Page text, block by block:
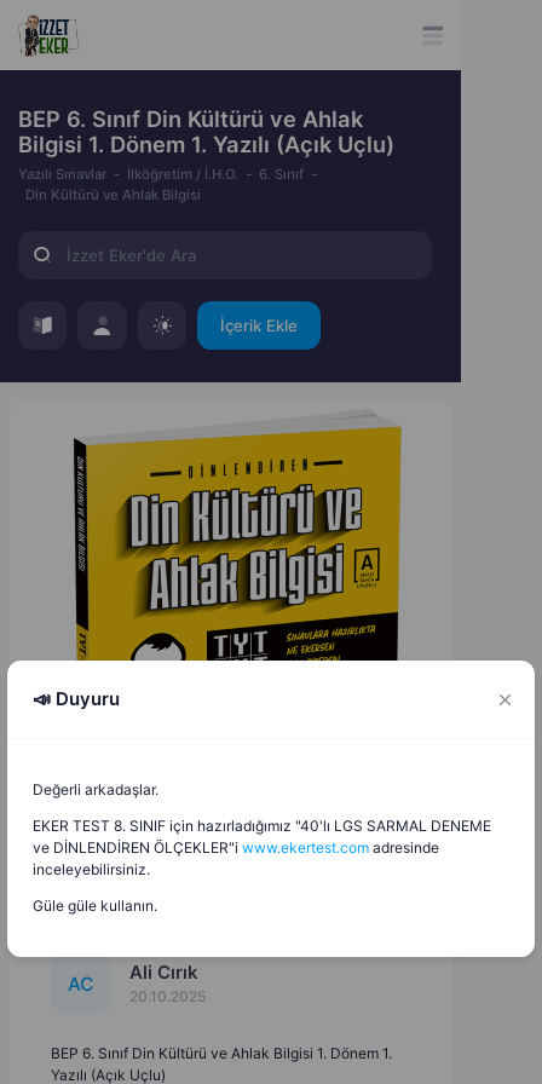
BEP 6. Sınıf Din Kültürü ve Ahlak
Bilgisi 1. Dönem 1. Yazılı (Açık Uçlu)
Yazılı Sınavlar İlköğretim / İ.H.O.
6. Sınıf
Din Kültürü ve Ahlak Bilgisi
İçerik Ekle
AC Ali Cırık
20.10.2025
BEP 6. Sınıf Din Kültürü ve Ahlak Bilgisi 1. Dönem 1.
Yazılı (Açık Uçlu)
📣 Duyuru
Değerli arkadaşlar.
EKER TEST 8. SINIF için hazırladığımız "40'lı LGS SARMAL DENEME
ve DİNLENDİREN ÖLÇEKLER"i www.ekertest.com adresinde
inceleyebilirsiniz.
Güle güle kullanın.